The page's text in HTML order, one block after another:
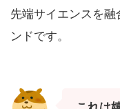
先端サイエンスを
ンドです。